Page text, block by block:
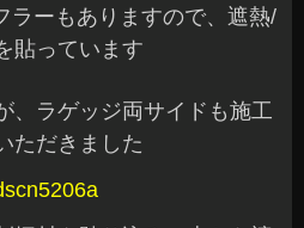
ラーもありますので、遮熱/
貼っています
、ラゲッジ両サイドも施工
ただきました